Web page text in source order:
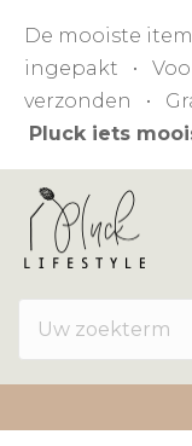
De mooiste
ingepakt •
verzonden •
Pluck iets